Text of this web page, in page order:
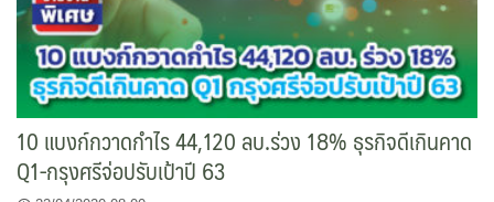
10 แบงก์กวาดกำไร 44,120 ลบ.ร่วง 18% ธุรกิจดีเกินคาด
Q1-กรุงศรีจ่อปรับเป้าปี 63